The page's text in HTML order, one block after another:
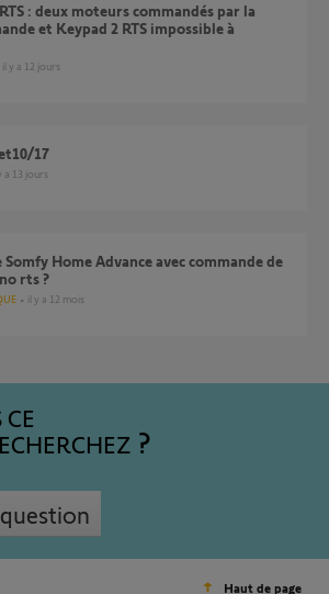
et Keypad 2 RTS impossible à
il y a 12 jours
17
y a 13 jours
rts ?
il y a 12 mois
Haut de page